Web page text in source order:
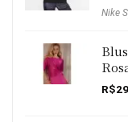
Nike
R$